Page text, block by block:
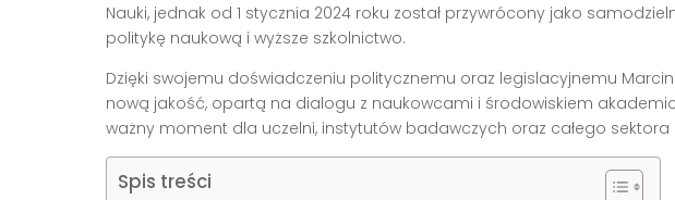
Nauki, jednak od 1 stycznia 2024 roku został przywrócony jako
politykę naukową i wyższe szkolnictwo.
Dzięki swojemu doświadczeniu politycznemu oraz legislacyjnemu
nową jakość, opartą na dialogu z naukowcami i środowiskiem
ważny moment dla uczelni, instytutów badawczych oraz całego sektora
Spis treści